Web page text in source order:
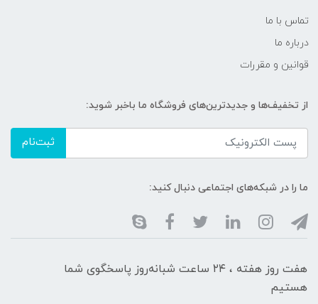
تماس با ما
درباره ما
قوانین و مقررات
از تخفیف‌ها و جدیدترین‌های فروشگاه ما باخبر شوید:
ثبت‌نام
ما را در شبکه‌های اجتماعی دنبال کنید:
هفت روز هفته ، ۲۴ ساعت شبانه‌روز پاسخگوی شما
هستیم